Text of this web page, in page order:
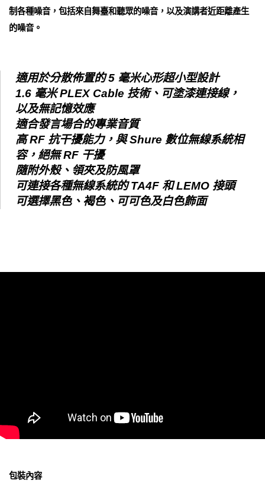
制各種噪音，包括來自舞臺和聽眾的噪音，以及演講者近距離產生
的噪音。
適用於分散佈置的 5 毫米心形超小型設計
1.6 毫米 PLEX Cable 技術、可塗漆連接線，
以及無記憶效應
適合發言場合的專業音質
高 RF 抗干擾能力，與 Shure 數位無線系統相
容，絕無 RF 干擾
隨附外殼、領夾及防風罩
可連接各種無線系統的 TA4F 和 LEMO 接頭
可選擇黑色、褐色、可可色及白色飾面
包裝內容